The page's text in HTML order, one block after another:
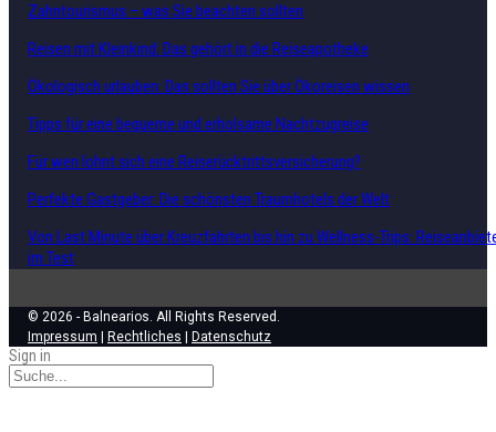
Zahntourismus – was Sie beachten sollten
Reisen mit Kleinkind: Das gehört in die Reiseapotheke
Ökologisch urlauben: Das sollten Sie über Ökoreisen wissen
Tipps für eine bequeme und erholsame Nachtzugreise
Für wen lohnt sich eine Reiserücktrittsversicherung?
Perfekte Gastgeber: Die schönsten Traumhotels der Welt
Von Last Minute über Kreuzfahrten bis hin zu Wellness-Trips:
im Test
© 2026 - Balnearios. All Rights Reserved.
Impressum
Rechtliches Datenschutz
Sign in